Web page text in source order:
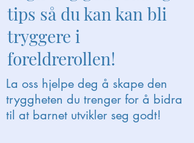
tips så du kan kan bli
tryggere i
foreldrerollen!
La oss hjelpe deg å skape den
tryggheten du trenger for å bidra
til at barnet utvikler seg godt!